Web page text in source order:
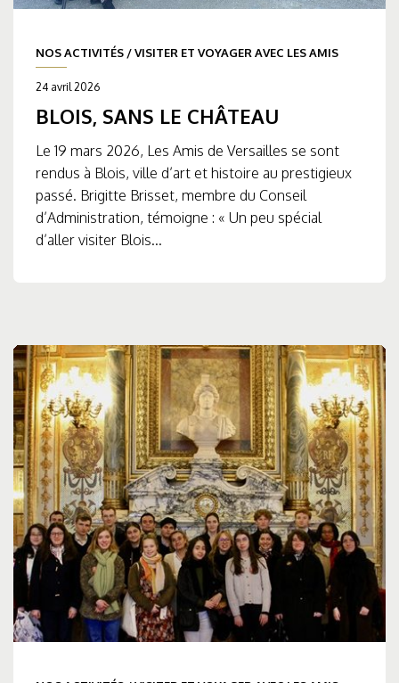
NOS ACTIVITÉS /VISITER ET VOYAGER AVEC LES AMIS
24 avril 2026
BLOIS, SANS LE CHÂTEAU
Le 19 mars 2026, Les Amis de Versailles se sont
rendus à Blois, ville d’art et histoire au prestigieux
passé. Brigitte Brisset, membre du Conseil
d’Administration, témoigne : « Un peu spécial
d’aller visiter Blois...